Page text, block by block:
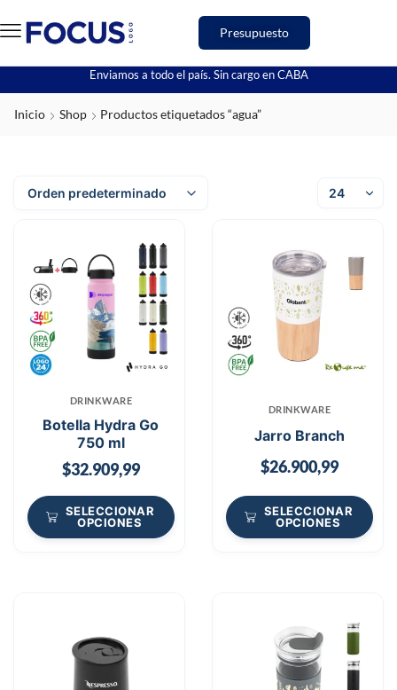
Presupuesto
Enviamos a todo el país. Sin cargo en CABA
Inicio Shop Productos etiquetados “agua”
DRINKWARE
Botella Hydra Go
750 ml
$32.909,99
SELECCIONAR
OPCIONES
DRINKWARE
Jarro Branch
$26.900,99
SELECCIONAR
OPCIONES